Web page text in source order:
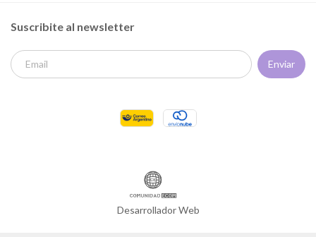
Suscribite al newsletter
Desarrollador Web